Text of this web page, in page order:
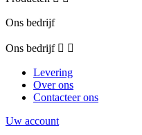
Ons bedrijf
Ons bedrijf  
Levering
Over ons
Contacteer ons
Uw account